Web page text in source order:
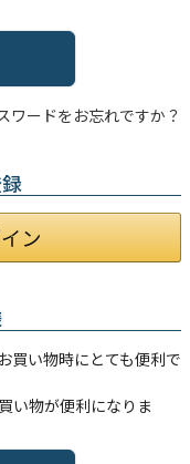
ワードをお忘れですか？
買い物時にとても便利で
い物が便利になりま